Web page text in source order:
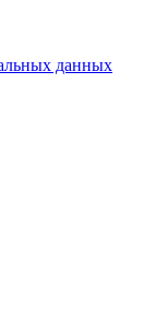
данных